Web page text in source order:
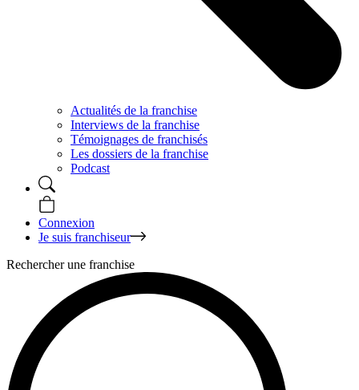
Actualités de la franchise
Interviews de la franchise
Témoignages de franchisés
Les dossiers de la franchise
Podcast
Connexion
Je suis franchiseur
Rechercher une franchise